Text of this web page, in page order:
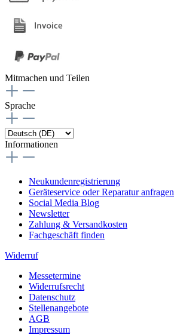
Mitmachen und Teilen
Sprache
Informationen
Neukundenregistrierung
Geräteservice oder Reparatur anfragen
Social Media Blog
Newsletter
Zahlung & Versandkosten
Fachgeschäft finden
Widerruf
Messetermine
Widerrufsrecht
Datenschutz
Stellenangebote
AGB
Impressum